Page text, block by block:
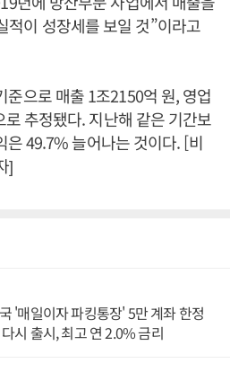
적이 성장세를 보일 것”이라고
준으로 매출 1조2150억 원, 영업
추정됐다. 지난해 같은 기간보
은 49.7% 늘어나는 것이다. [비
]
'매일이자 파킹통장' 5만 계좌 한정
시 출시, 최고 연 2.0% 금리